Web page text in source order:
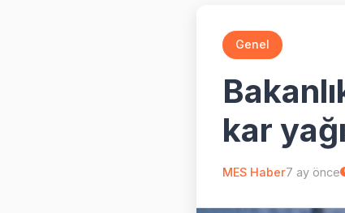
Genel
kar
MES Haber7 ay önce